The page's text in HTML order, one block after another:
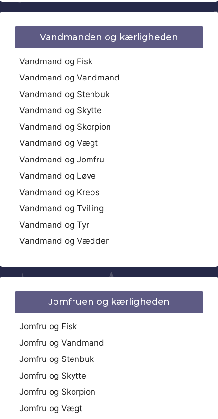
Vandmanden og kærligheden
Vandmand og Fisk
Vandmand og Vandmand
Vandmand og Stenbuk
Vandmand og Skytte
Vandmand og Skorpion
Vandmand og Vægt
Vandmand og Jomfru
Vandmand og Løve
Vandmand og Krebs
Vandmand og Tvilling
Vandmand og Tyr
Vandmand og Vædder
Jomfruen og kærligheden
Jomfru og Fisk
Jomfru og Vandmand
Jomfru og Stenbuk
Jomfru og Skytte
Jomfru og Skorpion
Jomfru og Vægt